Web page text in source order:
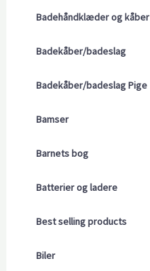
Badehåndklæder og kåber
Badekåber/badeslag
Badekåber/badeslag Pige
Bamser
Barnets bog
Batterier og ladere
Best selling products
Biler